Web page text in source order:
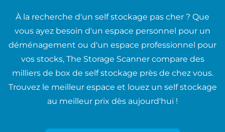
À la recherche d'un self stockage pas cher ? Que
vous ayez besoin d'un espace personnel pour un
déménagement ou d'un espace professionnel pour
vos stocks, The Storage Scanner compare des
milliers de box de self stockage près de chez vous.
Trouvez le meilleur espace et louez un self stockage
au meilleur prix dès aujourd'hui !